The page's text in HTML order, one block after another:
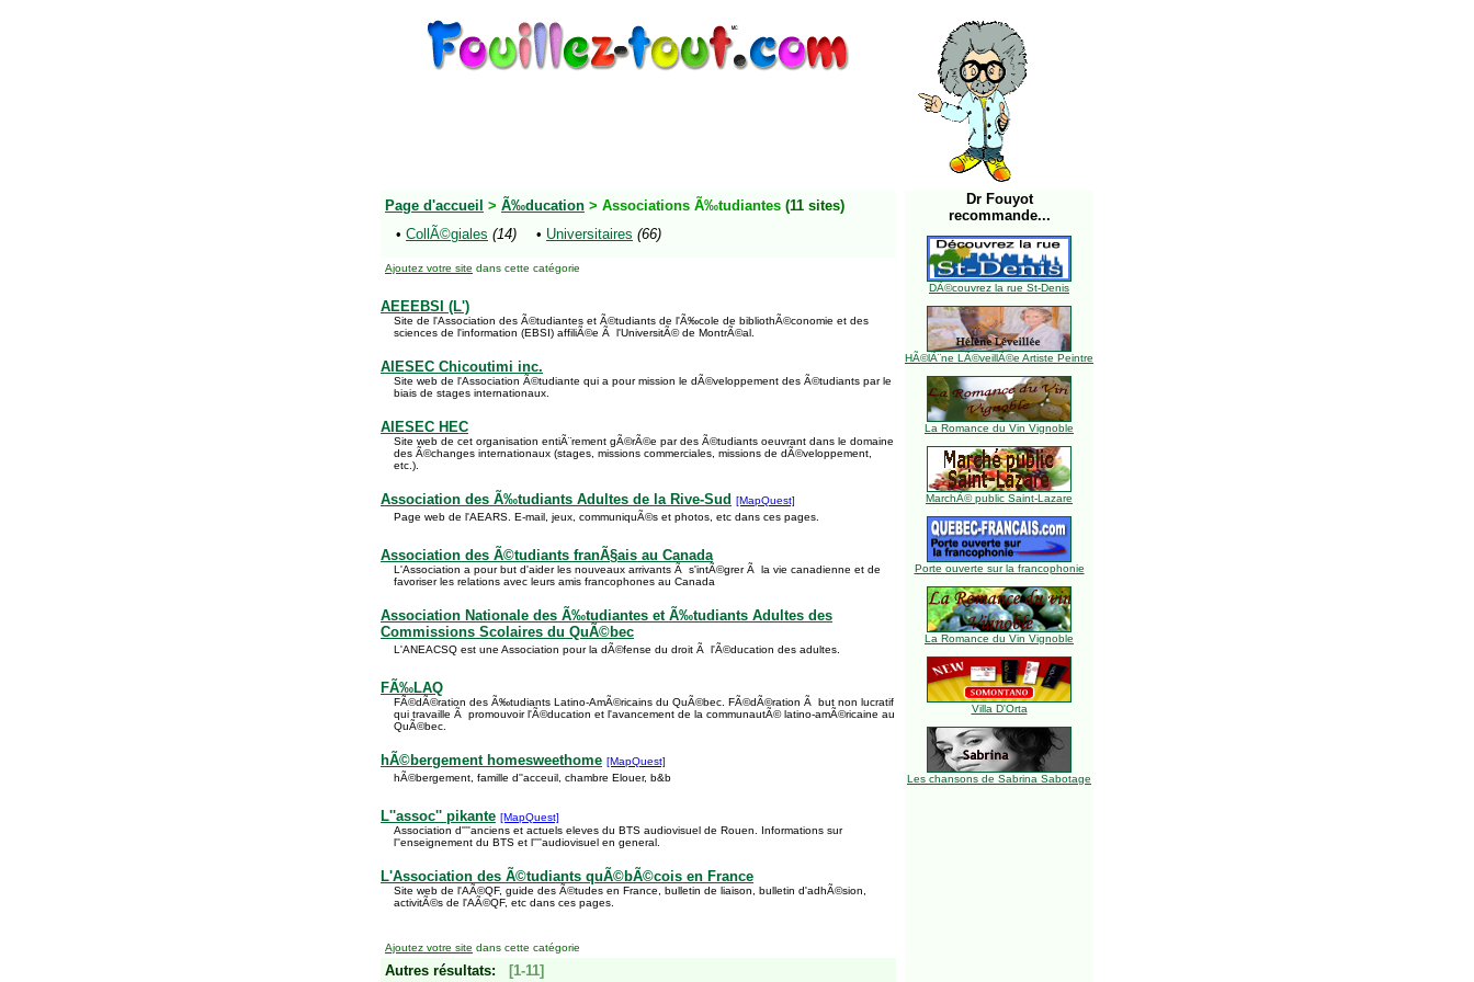
Page d'accueil > Ã‰ducation > Associations Ã‰tudiantes (11 sites)
• CollÃ©giales (14) • Universitaires (66)
Ajoutez votre site dans cette catégorie
AEEEBSI (L')
Site de l'Association des Ã©tudiantes et Ã©tudiants de l'Ã‰cole de bibliothÃ©conomie et des
sciences de l'information (EBSI) affiliÃ©e Ã l'UniversitÃ© de MontrÃ©al.
AIESEC Chicoutimi inc.
Site web de l'Association Ã©tudiante qui a pour mission le dÃ©veloppement des Ã©tudiants par le
biais de stages internationaux.
AIESEC HEC
Site web de cet organisation entiÃ¨rement gÃ©rÃ©e par des Ã©tudiants oeuvrant dans le domaine
des Ã©changes internationaux (stages, missions commerciales, missions de dÃ©veloppement,
etc.).
Association des Ã‰tudiants Adultes de la Rive-Sud [MapQuest]
Page web de l'AEARS. E-mail, jeux, communiquÃ©s et photos, etc dans ces pages.
Association des Ã©tudiants franÃ§ais au Canada
L'Association a pour but d'aider les nouveaux arrivants Ã s'intÃ©grer Ã la vie canadienne et de
favoriser les relations avec leurs amis francophones au Canada
Association Nationale des Ã‰tudiantes et Ã‰tudiants Adultes des
Commissions Scolaires du QuÃ©bec
L'ANEACSQ est une Association pour la dÃ©fense du droit Ã l'Ã©ducation des adultes.
FÃ‰LAQ
FÃ©dÃ©ration des Ã‰tudiants Latino-AmÃ©ricains du QuÃ©bec. FÃ©dÃ©ration Ã but non lucratif
qui travaille Ã promouvoir l'Ã©ducation et l'avancement de la communautÃ© latino-amÃ©ricaine au
QuÃ©bec.
hÃ©bergement homesweethome [MapQuest]
hÃ©bergement, famille d''acceuil, chambre Elouer, b&b
L''assoc'' pikante [MapQuest]
Association d''''anciens et actuels eleves du BTS audiovisuel de Rouen. Informations sur
l''enseignement du BTS et l''''audiovisuel en general.
L'Association des Ã©tudiants quÃ©bÃ©cois en France
Site web de l'AÃ©QF, guide des Ã©tudes en France, bulletin de liaison, bulletin d'adhÃ©sion,
activitÃ©s de l'AÃ©QF, etc dans ces pages.
Dr Fouyot
recommande...
DÃ©couvrez la rue St-Denis
HÃ©lÃ¨ne LÃ©veillÃ©e Artiste Peintre
La Romance du Vin Vignoble
MarchÃ© public Saint-Lazare
Porte ouverte sur la francophonie
La Romance du Vin Vignoble
Villa D'Orta
Les chansons de Sabrina Sabotage
Ajoutez votre site dans cette catégorie
Autres résultats: [1-11]